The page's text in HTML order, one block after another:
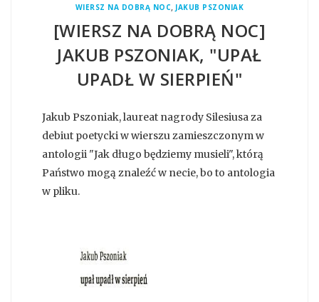
WIERSZ NA DOBRĄ NOC,JAKUB PSZONIAK
[WIERSZ NA DOBRĄ NOC]
JAKUB PSZONIAK, "UPAŁ
UPADŁ W SIERPIEŃ"
Jakub Pszoniak, laureat nagrody Silesiusa za
debiut poetycki w wierszu zamieszczonym w
antologii "Jak długo będziemy musieli", którą
Państwo mogą znaleźć w necie, bo to antologia
w pliku.